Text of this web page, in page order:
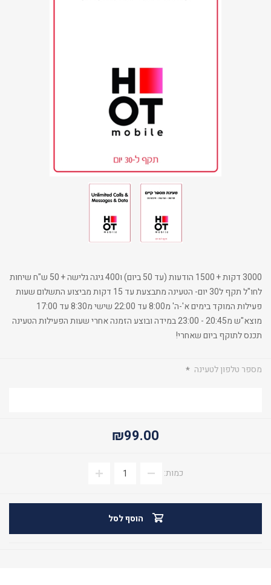
3000 דקות + 1500 הודעות (עד 50 ביום) ו400 גיגה גלישה + 50 ש"ח שיחות
לחו"ל תקף ל30 יום- הטעינה מתבצעת עד 15 דקות מביצוע התשלום שעות
פעילות המוקד בימים א'-ה' מ8:00 עד 22:00 שישי מ8:30 עד 17:00
מוצא"ש מ20:45 - 23:00 במידה ובוצע הזמנה אחרי שעות הפעילות הטעינה
תכנס לתוקף ביום שאחרי!
מספר טלפון לטעינה *
₪99.00
כמות:
הוסף לסל